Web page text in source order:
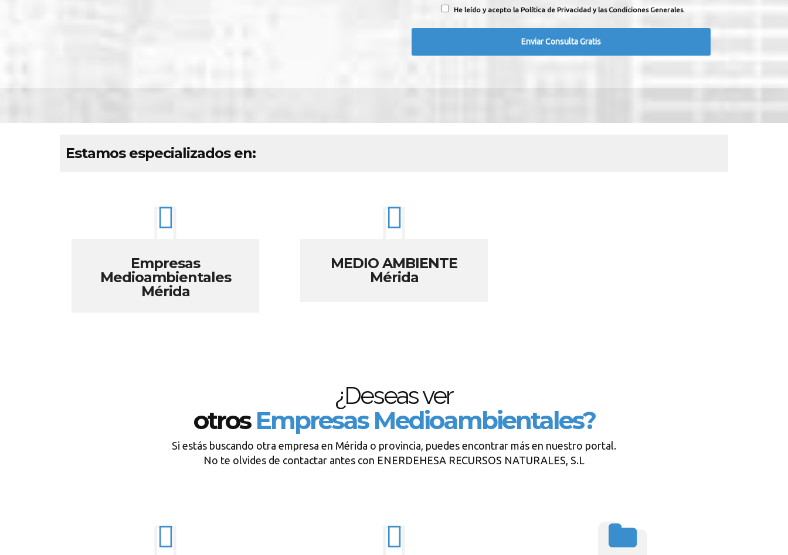
He leído y acepto la Política de Privacidad y las Condiciones Generales.
Estamos especializados en:
Empresas
Medioambientales
Mérida
MEDIO AMBIENTE
Mérida
¿Deseas ver
otrosEmpresas Medioambientales?
Si estás buscando otra empresa en Mérida o provincia, puedes encontrar más en nuestro portal.
No te olvides de contactar antes con ENERDEHESA RECURSOS NATURALES, S.L